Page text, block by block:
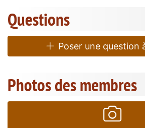
Questions
Poser une question
Photos des membres